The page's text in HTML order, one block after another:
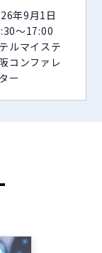
年9月1日
～17:00
ルマイステ
コンファレ
ー